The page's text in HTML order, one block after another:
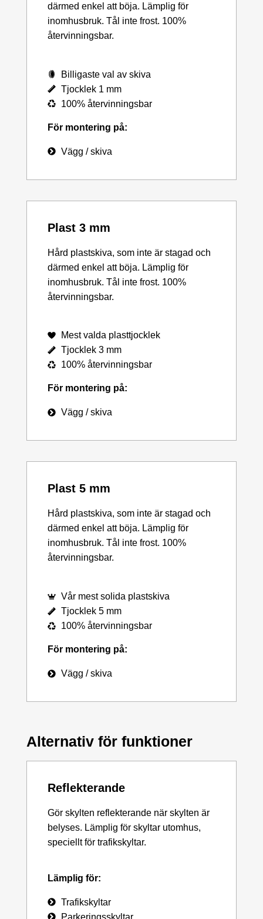
därmed enkel att böja. Lämplig för
inomhusbruk. Tål inte frost. 100%
återvinningsbar.
Billigaste val av skiva
Tjocklek 1 mm
100% återvinningsbar
För montering på:
Vägg / skiva
Plast 3 mm
Hård plastskiva, som inte är stagad och
därmed enkel att böja. Lämplig för
inomhusbruk. Tål inte frost. 100%
återvinningsbar.
Mest valda plasttjocklek
Tjocklek 3 mm
100% återvinningsbar
För montering på:
Vägg / skiva
Plast 5 mm
Hård plastskiva, som inte är stagad och
därmed enkel att böja. Lämplig för
inomhusbruk. Tål inte frost. 100%
återvinningsbar.
Vår mest solida plastskiva
Tjocklek 5 mm
100% återvinningsbar
För montering på:
Vägg / skiva
Alternativ för funktioner
Reflekterande
Gör skylten reflekterande när skylten är
belyses. Lämplig för skyltar utomhus,
speciellt för trafikskyltar.
Lämplig för:
Trafikskyltar
Parkeringsskyltar